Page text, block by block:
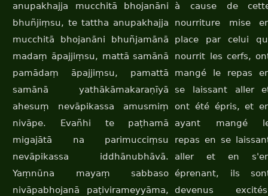
anupakhajja mucchitā bhojanāni
bhuñjiṃsu, te tattha anupakhajja
mucchitā bhojanāni bhuñjamānā
madaṃ āpajjiṃsu, mattā samānā
pamādaṃ āpajjiṃsu, pamattā
samānā yathākāmakaraṇīyā
ahesuṃ nevāpikassa amusmiṃ
nivāpe. Evañhi te paṭhamā
migajātā na parimucciṃsu
nevāpikassa iddhānubhāvā.
Yaṃnūna mayaṃ sabbaso
nivāpabhojanā paṭivirameyyāma,
à cause de
nourriture mise
place par celui
nourrit les cerfs,
mangé le repas
se laissant aller
ont été épris, et
ayant mangé
repas en se
aller et en
éprenant, ils
devenus